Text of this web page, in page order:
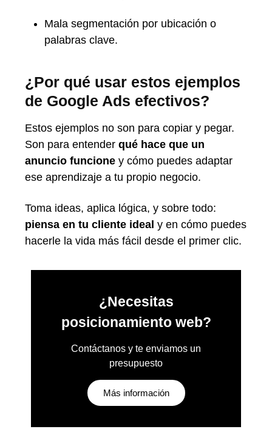
Mala segmentación por ubicación o
palabras clave.
¿Por qué usar estos ejemplos
de Google Ads efectivos?
Estos ejemplos no son para copiar y pegar.
Son para entender qué hace que un
anuncio funcione y cómo puedes adaptar
ese aprendizaje a tu propio negocio.
Toma ideas, aplica lógica, y sobre todo:
piensa en tu cliente ideal y en cómo puedes
hacerle la vida más fácil desde el primer clic.
¿Necesitas
posicionamiento web?
Contáctanos y te enviamos un
presupuesto
Más información